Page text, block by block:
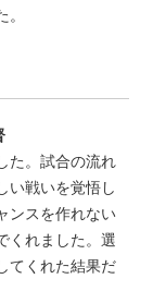
た。試合の流れ
い戦いを覚悟し
ンスを作れない
くれました。選
てくれた結果だ